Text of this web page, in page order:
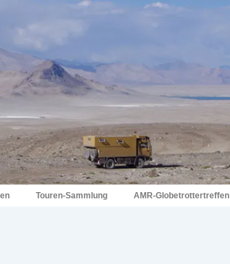
Touren-Sammlung AMR-Globetrottertreffen